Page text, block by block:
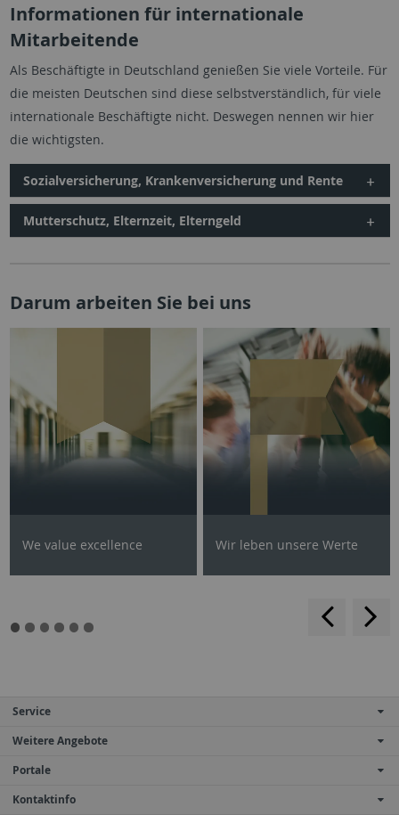
Informationen für internationale
Mitarbeitende
Als Beschäftigte in Deutschland genießen Sie viele Vorteile. Für
die meisten Deutschen sind diese selbstverständlich, für viele
internationale Beschäftigte nicht. Deswegen nennen wir hier
die wichtigsten.
Sozialversicherung, Krankenversicherung und Rente
Mutterschutz, Elternzeit, Elterngeld
Darum arbeiten Sie bei uns
We value excellence Wir leben unsere Werte
Service
Weitere Angebote
Portale
Kontaktinfo